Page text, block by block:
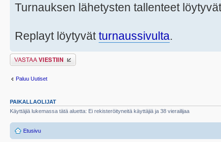
Turnauksen lähetysten tallenteet
Replayt löytyvätturnaussivulta.
Lähetä vastaus
Paluu Uutiset
PAIKALLAOLIJAT
Käyttäjiä lukemassa tätä aluetta: Ei rekisteröityneitä käyttäjiä ja 38 vierailijaa
Etusivu